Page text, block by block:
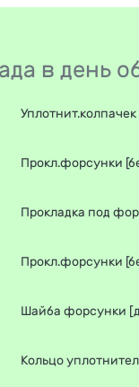
в день
Прокл.форсунки
Прокладка под
Прокл.форсунки
Шайба форсунки
Кольцо